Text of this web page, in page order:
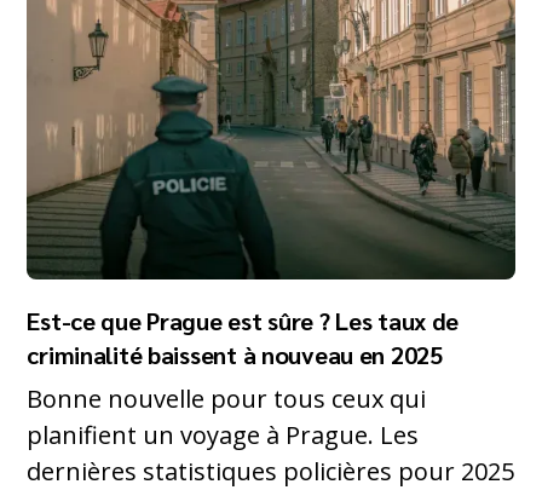
Est-ce que Prague est sûre ? Les taux de
criminalité baissent à nouveau en 2025
Bonne nouvelle pour tous ceux qui
planifient un voyage à Prague. Les
dernières statistiques policières pour 2025